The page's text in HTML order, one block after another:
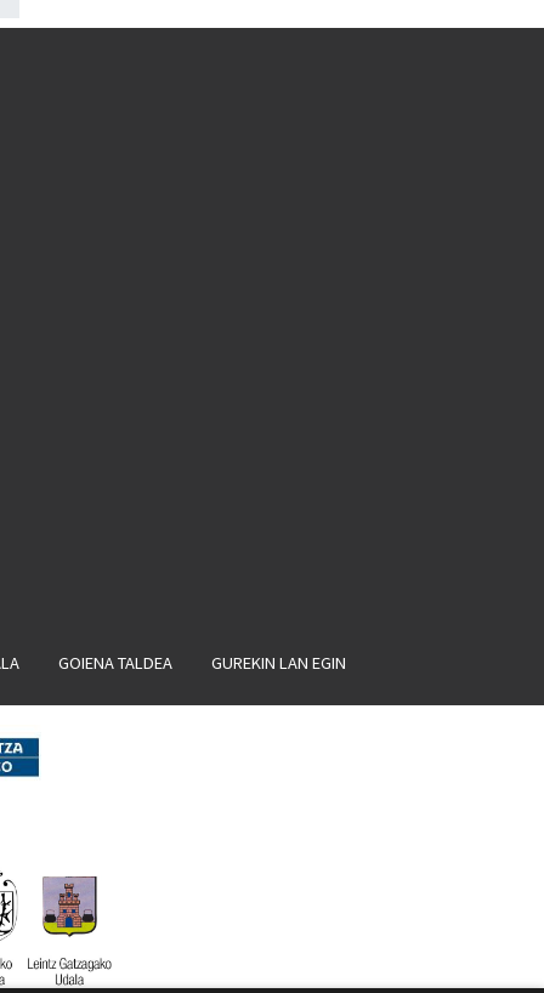
GOIENA TALDEA GUREKIN LAN EGIN